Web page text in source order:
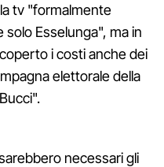
tv "formalmente
Esselunga", ma in
i costi anche dei
elettorale della
necessari gli